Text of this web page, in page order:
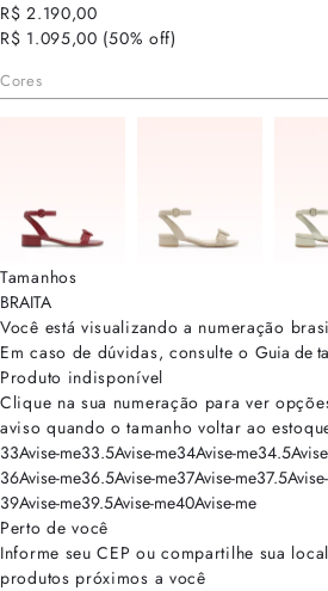
R$ 2.190,00
R$ 1.095,00 (50% off)
Cores
Tamanhos
BRAITA
Você está visualizando a numeração
Em caso de dúvidas, consulte o Guia de
Produto indisponível
Clique na sua numeração para ver
aviso quando o tamanho voltar ao
33Avise-me33.5Avise-me34Avise-me34.5
36Avise-me36.5Avise-me37Avise-me37.5
39Avise-me39.5Avise-me40Avise-me
Perto de você
Informe seu CEP ou compartilhe sua
produtos próximos a você